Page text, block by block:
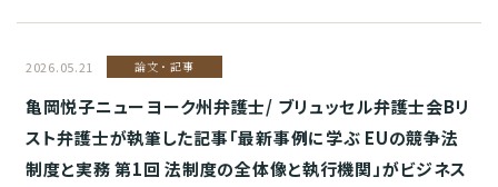
2026.05.21 論文・記事
亀岡悦子ニューヨーク州弁護士/ ブリュッセル弁護士会Bリ
スト弁護士が執筆した記事「最新事例に学ぶ EUの競争法
制度と実務 第1回 法制度の全体像と執行機関」がビジネス